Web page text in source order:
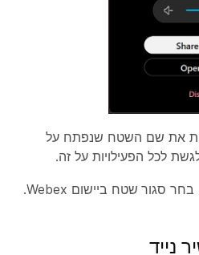
את שם השטח שנפתח על
לכל הפעילויות על זה.
בחר סגור שטח ביישום Webex.
נייד